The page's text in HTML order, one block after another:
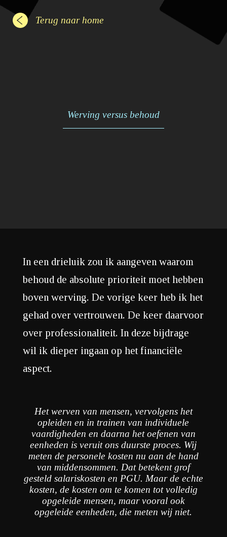
Terug naar home
Werving versus behoud
In een drieluik zou ik aangeven waarom
behoud de absolute prioriteit moet hebben
boven werving. De vorige keer heb ik het
gehad over vertrouwen. De keer daarvoor
over professionaliteit. In deze bijdrage
wil ik dieper ingaan op het financiële
aspect.
Het werven van mensen, vervolgens het
opleiden en in trainen van individuele
vaardigheden en daarna het oefenen van
eenheden is veruit ons duurste proces. Wij
meten de personele kosten nu aan de hand
van middensommen. Dat betekent grof
gesteld salariskosten en PGU. Maar de echte
kosten, de kosten om te komen tot volledig
opgeleide mensen, maar vooral ook
opgeleide eenheden, die meten wij niet.